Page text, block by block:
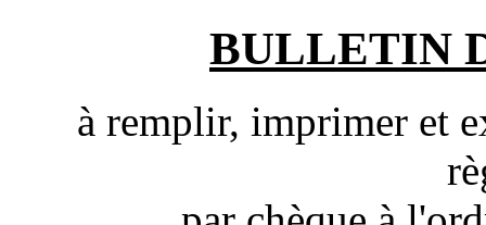
BULLETIN
à remplir, imprimer et